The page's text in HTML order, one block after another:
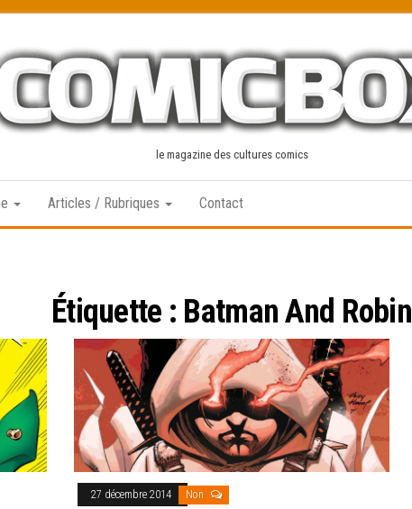
le magazine des cultures comics
Articles / Rubriques Contact
Étiquette : Batman And Robin
27 décembre 2014 Non